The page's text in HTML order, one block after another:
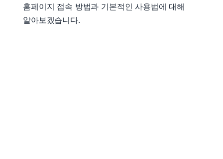
홈페이지 접속 방법과 기본적인 사용법에 대해
알아보겠습니다.